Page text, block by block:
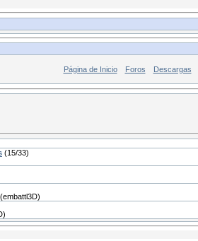
Página de Inicio Foros Descargas
(15/33)
(embattl3D)
)